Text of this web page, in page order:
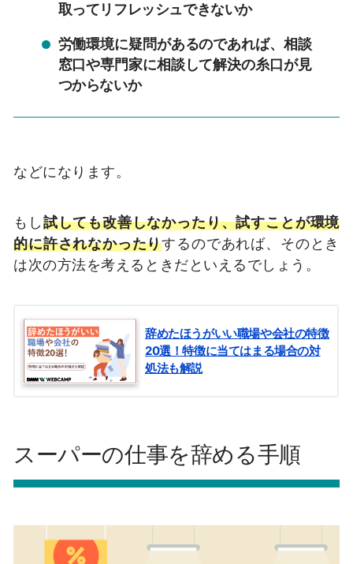
取ってリフレッシュできないか
労働環境に疑問があるのであれば、相談
窓口や専門家に相談して解決の糸口が見
つからないか
などになります。
もし試しても改善しなかったり、試すことが環境
的に許されなかったりするのであれば、そのとき
は次の方法を考えるときだといえるでしょう。
辞めたほうがいい職場や会社の特徴
20選！特徴に当てはまる場合の対
処法も解説
スーパーの仕事を辞める手順